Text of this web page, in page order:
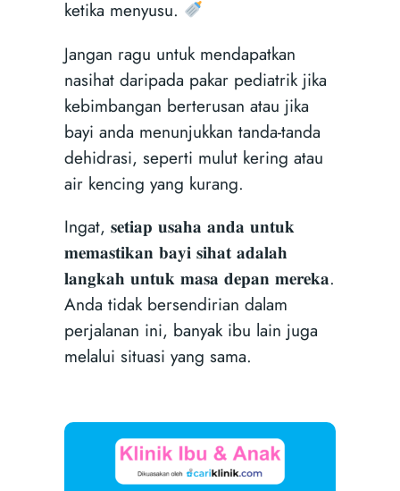
ketika menyusu.
Jangan ragu untuk mendapatkan
nasihat daripada pakar pediatrik jika
kebimbangan berterusan atau jika
bayi anda menunjukkan tanda-tanda
dehidrasi, seperti mulut kering atau
air kencing yang kurang.
Ingat, 𝐬𝐞𝐭𝐢𝐚𝐩 𝐮𝐬𝐚𝐡𝐚 𝐚𝐧𝐝𝐚 𝐮𝐧𝐭𝐮𝐤
𝐦𝐞𝐦𝐚𝐬𝐭𝐢𝐤𝐚𝐧 𝐛𝐚𝐲𝐢 𝐬𝐢𝐡𝐚𝐭 𝐚𝐝𝐚𝐥𝐚𝐡
𝐥𝐚𝐧𝐠𝐤𝐚𝐡 𝐮𝐧𝐭𝐮𝐤 𝐦𝐚𝐬𝐚 𝐝𝐞𝐩𝐚𝐧 𝐦𝐞𝐫𝐞𝐤𝐚.
Anda tidak bersendirian dalam
perjalanan ini, banyak ibu lain juga
melalui situasi yang sama.